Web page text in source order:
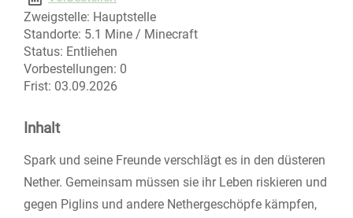
Zweigstelle: Hauptstelle
Standorte: 5.1 Mine / Minecraft
Status: Entliehen
Vorbestellungen: 0
Frist: 03.09.2026
Inhalt
Spark und seine Freunde verschlägt es in den düsteren
Nether. Gemeinsam müssen sie ihr Leben riskieren und
gegen Piglins und andere Nethergeschöpfe kämpfen,